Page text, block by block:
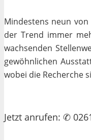
Mindestens neun
der Trend immer
wachsenden
gewöhnlichen
wobei die Recherche
Jetzt anrufen: ✆